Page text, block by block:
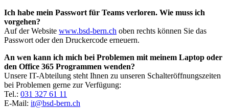
Ich habe mein Passwort für Teams verloren. Wie muss ich
vorgehen?
Auf der Website www.bsd-bern.ch oben rechts können Sie das
Passwort oder den Druckercode erneuern.
An wen kann ich mich bei Problemen mit meinem Laptop oder
den Office 365 Programmen wenden?
Unsere IT-Abteilung steht Ihnen zu unseren Schalteröffnungszeiten
bei Problemen gerne zur Verfügung:
Tel.: 031 327 61 11
E-Mail: it@bsd-bern.ch